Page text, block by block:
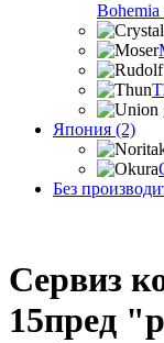
Bohemia
Япония (2)
Без
Сервиз
15пред